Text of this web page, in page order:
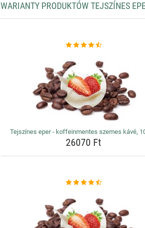
WARIANTY PRODUKTÓW TEJSZÍNES
Tejszínes eper - koffeinmentes szemes kávé,
26070 Ft